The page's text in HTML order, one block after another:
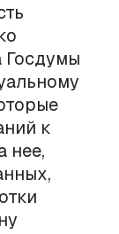
Госдумы
к
нее,